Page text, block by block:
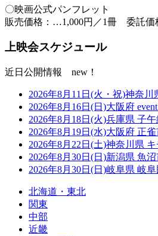
〇映画公式パンフレット
販売価格：…1,000円／1冊 委託
上映会スケジュール
近日公開情報 new！
2026年8月11日(火・祝)神奈
2026年8月16日(日)大阪府
2026年8月18日(火)兵庫県 子
2026年8月19日(水)大阪府 正
2026年8月22日(土)神奈川県 キ
2026年8月30日(日)新潟県 魚
2026年8月30日(日)岐阜県 岐
北海道・東北
関東
中部
近畿